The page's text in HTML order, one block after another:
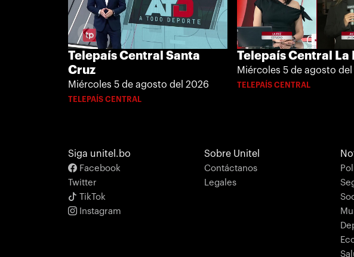
Telepaís Central Santa
Cruz
Miércoles 5 de agosto del 2026
TELEPAÍS CENTRAL
Telepaís Central La
Miércoles 5 de agosto
TELEPAÍS CENTRAL
Siga unitel.bo
Facebook
Twitter
TikTok
Instagram
Sobre Unitel
Contáctanos
Legales